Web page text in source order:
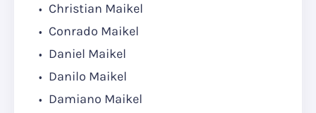
Christian Maikel
Conrado Maikel
Daniel Maikel
Danilo Maikel
Damiano Maikel